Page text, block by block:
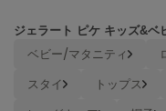
Philly chocolate
フィリーチョコレート
poláura
ジェラート ピケ キッズ&ベ
ベビー/マタニティ
スタイ
トップス